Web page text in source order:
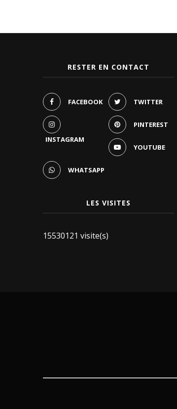
RESTER EN CONTACT
FACEBOOK TWITTER
INSTAGRAM
PINTEREST
YOUTUBE
WHATSAPP
LES VISITES
15530121 visite(s)